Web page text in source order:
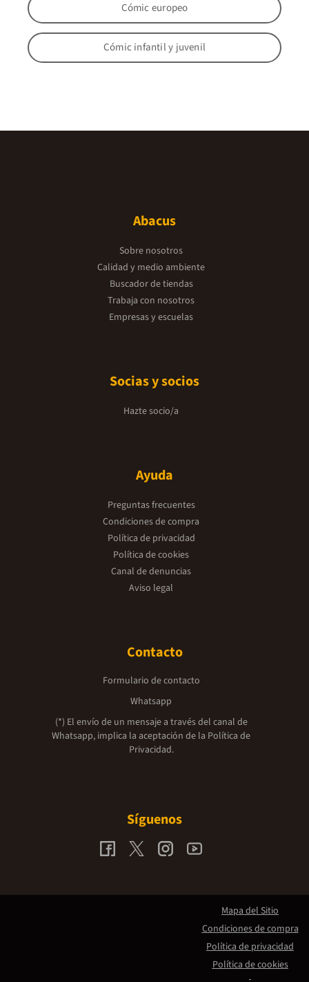
Cómic europeo
Cómic infantil y juvenil
Abacus
Sobre nosotros
Calidad y medio ambiente
Buscador de tiendas
Trabaja con nosotros
Empresas y escuelas
Socias y socios
Hazte socio/a
Ayuda
Preguntas frecuentes
Condiciones de compra
Política de privacidad
Política de cookies
Canal de denuncias
Aviso legal
Contacto
Formulario de contacto
Whatsapp
(*) El envío de un mensaje a través del canal de
Whatsapp, implica la aceptación de la Política de
Privacidad.
Síguenos
Mapa del Sitio
Condiciones de compra
Política de privacidad
Política de cookies